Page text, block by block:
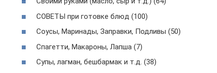
СОВЕТЫ при готовке блюд (100)
Соусы, Маринады, Заправки, Подливы (50)
Спагетти, Макароны, Лапша (7)
Супы, лагман, бешбармак и т.д. (38)